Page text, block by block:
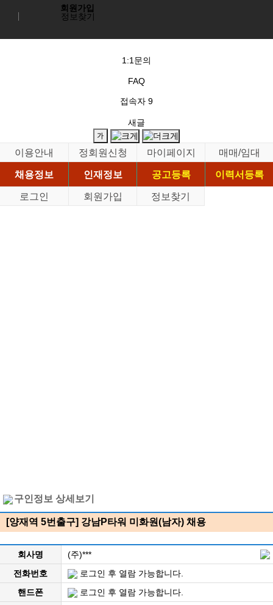
회원가입
정보찾기
1:1문의
FAQ
접속자 9
새글
이용안내 정회원신청 마이페이지
매매/임대
채용정보
인재정보 공고등록
이력서등록
로그인
회원가입 정보찾기
구인정보 상세보기
[양재역 5번출구] 강남P타워 미화원(남자) 채용
회사명
(주)***
전화번호
로그인 후 열람 가능합니다.
핸드폰
로그인 후 열람 가능합니다.